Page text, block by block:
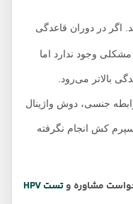
در دوران قاعدگی
وجود ندارد اما
می‌رود.
جنسی، دوش واژینال
کش انجام نگرفته
مشاوره وتست HPV